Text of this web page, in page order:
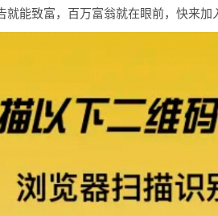
能致富，百万富翁就在眼前，快来加